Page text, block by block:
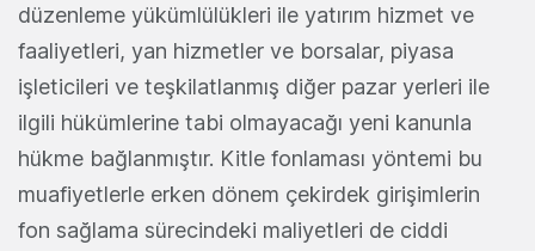
düzenleme yükümlülükleri ile yatırım hizmet ve
faaliyetleri, yan hizmetler ve borsalar, piyasa
işleticileri ve teşkilatlanmış diğer pazar yerleri ile
ilgili hükümlerine tabi olmayacağı yeni kanunla
hükme bağlanmıştır. Kitle fonlaması yöntemi bu
muafiyetlerle erken dönem çekirdek girişimlerin
fon sağlama sürecindeki maliyetleri de ciddi